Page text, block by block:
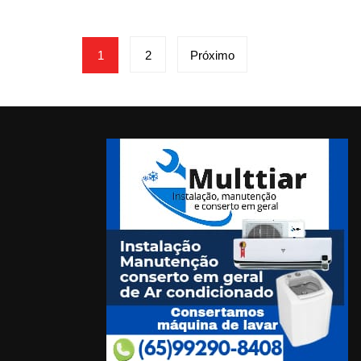
Paginação
de
posts
1 2 Próximo